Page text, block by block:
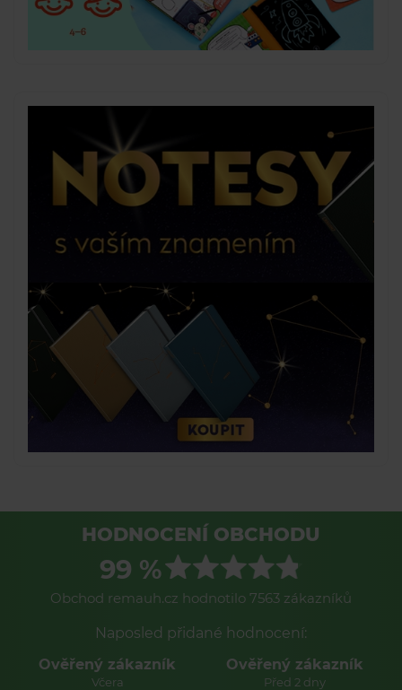
HODNOCENÍ OBCHODU
99 %
Obchod remauh.cz hodnotilo 7563 zákazníků
Naposled přidané hodnocení:
Ověřený zákazník
Včera
Ověřený zákazník
Před 2 dny